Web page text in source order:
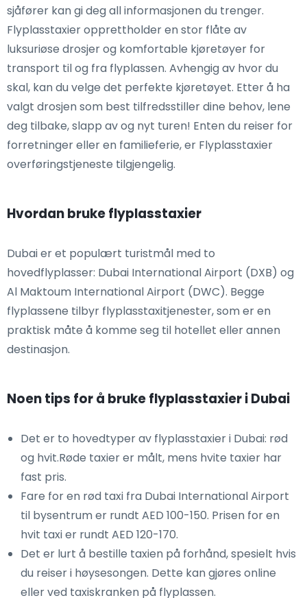
sjåfører kan gi deg all informasjonen du trenger.
Flyplasstaxier opprettholder en stor flåte av
luksuriøse drosjer og komfortable kjøretøyer for
transport til og fra flyplassen. Avhengig av hvor du
skal, kan du velge det perfekte kjøretøyet. Etter å ha
valgt drosjen som best tilfredsstiller dine behov, lene
deg tilbake, slapp av og nyt turen! Enten du reiser for
forretninger eller en familieferie, er Flyplasstaxier
overføringstjeneste tilgjengelig.
Hvordan bruke flyplasstaxier
Dubai er et populært turistmål med to
hovedflyplasser: Dubai International Airport (DXB) og
Al Maktoum International Airport (DWC). Begge
flyplassene tilbyr flyplasstaxitjenester, som er en
praktisk måte å komme seg til hotellet eller annen
destinasjon.
Noen tips for å bruke flyplasstaxier i Dubai
Det er to hovedtyper av flyplasstaxier i Dubai: rød
og hvit.Røde taxier er målt, mens hvite taxier har
fast pris.
Fare for en rød taxi fra Dubai International Airport
til bysentrum er rundt AED 100-150. Prisen for en
hvit taxi er rundt AED 120-170.
Det er lurt å bestille taxien på forhånd, spesielt hvis
du reiser i høysesongen. Dette kan gjøres online
eller ved taxiskranken på flyplassen.